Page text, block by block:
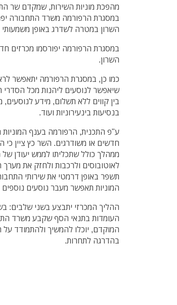
מהפכת מוניות השירות, שמקדם שר
במסגרת הרפורמה משרד התחבורה
השרון במטרה לשדרג באופן
במסגרת הרפורמה יפורסמו מכרזים
השרון.
כמו כן, במסגרת הרפורמה יתאפשר
שיאפשר לנוסעים ליהנות מכל הסדרי
בין קווים ללא תשלום, מידע
בנסיעות בינעירוניות ועוד.
ע"פ התכנית, הרפורמה בענף המוניות
חדשים או משודרגים. השר כץ ציין
ממהלך כולל שתכליתו לממש יעודן
לאוטובוסים ולרכבות ולחזק את
תשפר באופן דרמטי את שירותי
המוניות תאפשר מעבר נוסעים נוספים
ההליך המכרזי יתבצע בשני שלבים:
העומדות בתנאי הסף שקבע משרד
המוקדם, יוכלו להמשיך ולהתמודד על
בהדרגה לתחרות.